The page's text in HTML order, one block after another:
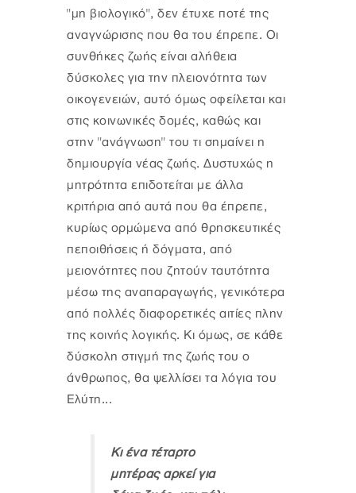
"μη βιολογικό", δεν έτυχε ποτέ της
αναγνώρισης που θα του έπρεπε. Οι
συνθήκες ζωής είναι αλήθεια
δύσκολες για την πλειονότητα των
οικογενειών, αυτό όμως οφείλεται και
στις κοινωνικές δομές, καθώς και
στην "ανάγνωση" του τι σημαίνει η
δημιουργία νέας ζωής. Δυστυχώς η
μητρότητα επιδοτείται με άλλα
κριτήρια από αυτά που θα έπρεπε,
κυρίως ορμώμενα από θρησκευτικές
πεποιθήσεις ή δόγματα, από
μειονότητες που ζητούν ταυτότητα
μέσω της αναπαραγωγής, γενικότερα
από πολλές διαφορετικές αιτίες πλην
της κοινής λογικής. Κι όμως, σε κάθε
δύσκολη στιγμή της ζωής του ο
άνθρωπος, θα ψελλίσει τα λόγια του
Ελύτη...
Κι ένα τέταρτο
μητέρας αρκεί για